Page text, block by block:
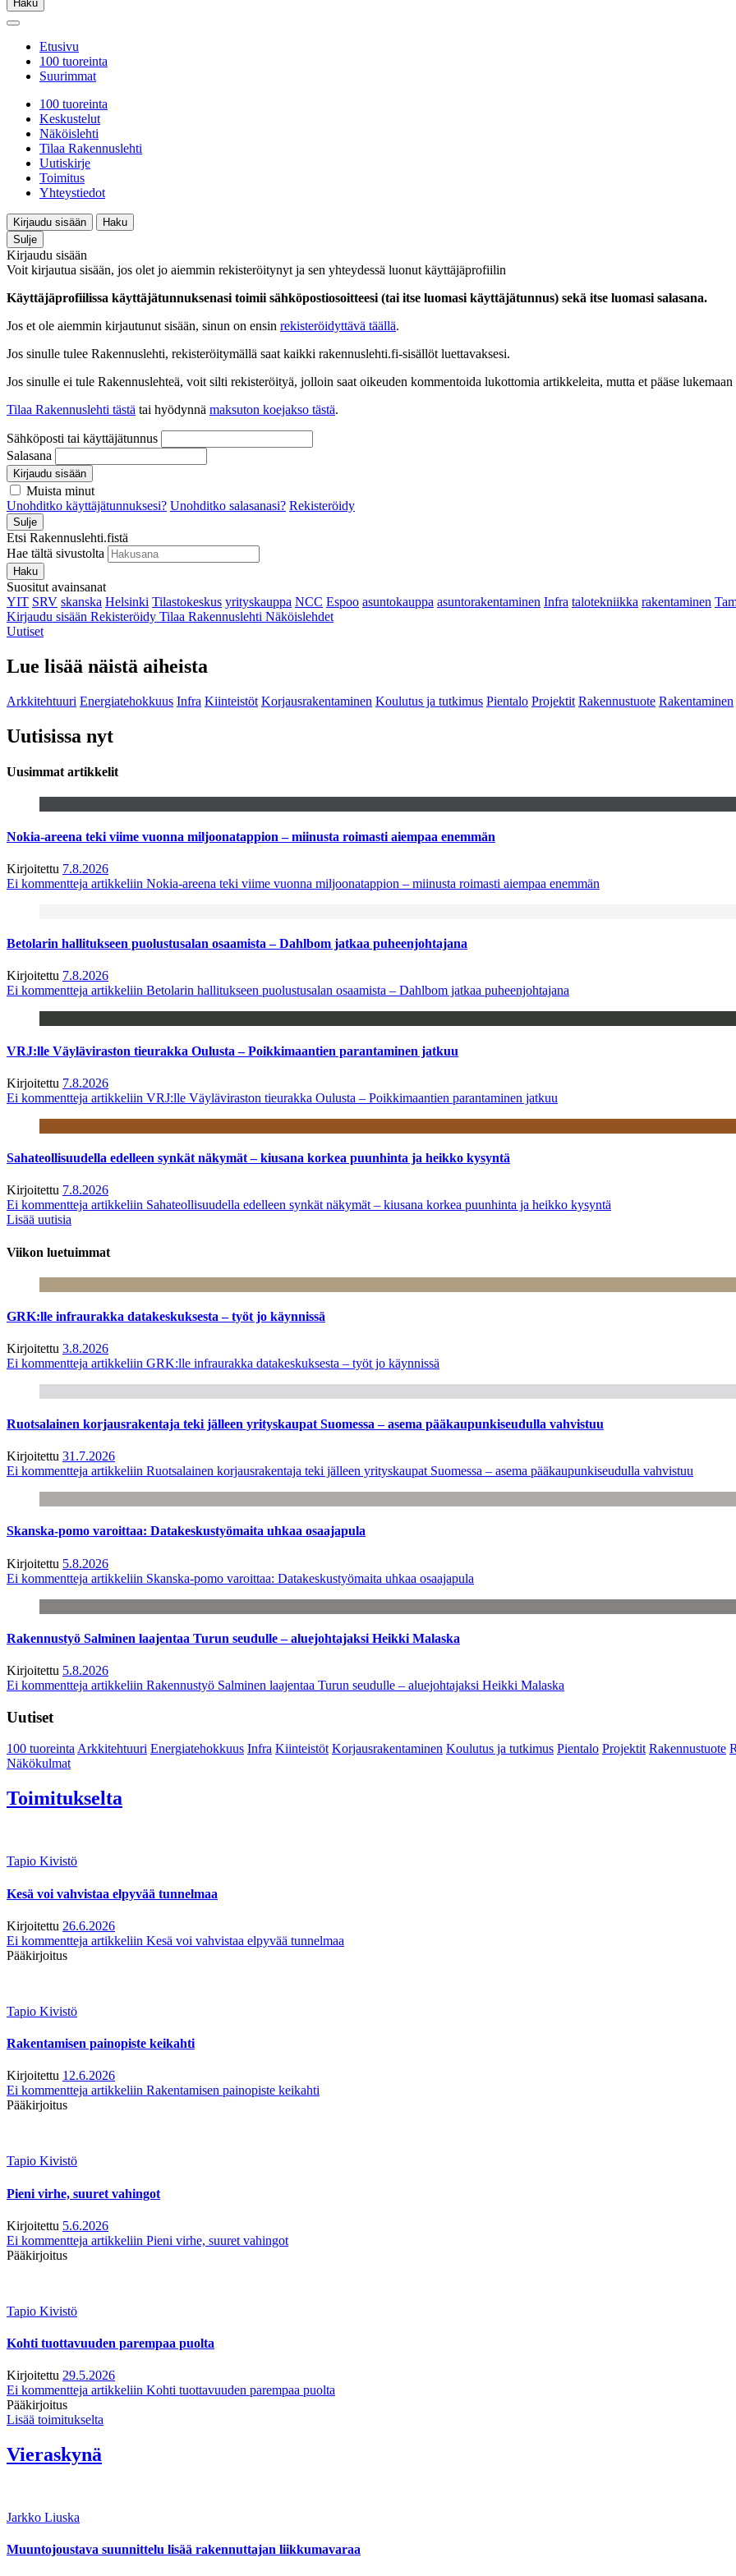
Haku
Etusivu
100 tuoreinta
Suurimmat
100 tuoreinta
Keskustelut
Näköislehti
Tilaa Rakennuslehti
Uutiskirje
Toimitus
Yhteystiedot
Kirjaudu sisään
Haku
Sulje
Kirjaudu sisään
Voit kirjautua sisään, jos olet jo aiemmin rekisteröitynyt ja sen yhteydessä luonut käyttäjäprofiilin
Käyttäjäprofiilissa käyttäjätunnuksenasi toimii sähköpostiosoitteesi (tai itse luomasi käyttäjätunnus) sekä itse luomasi salasana.
Jos et ole aiemmin kirjautunut sisään, sinun on ensin rekisteröidyttävä täällä.
Jos sinulle tulee Rakennuslehti, rekisteröitymällä saat kaikki rakennuslehti.fi-sisällöt luettavaksesi.
Jos sinulle ei tule Rakennuslehteä, voit silti rekisteröityä, jolloin saat oikeuden kommentoida lukottomia artikkeleita, mutta et pääse
Tilaa Rakennuslehti tästä tai hyödynnä maksuton koejakso tästä.
Sähköposti tai käyttäjätunnus
Salasana
Kirjaudu sisään
Muista minut
Unohditko käyttäjätunnuksesi? Unohditko salasanasi? Rekisteröidy
Sulje
Etsi Rakennuslehti.fistä
Hae tältä sivustolta
Haku
Suositut avainsanat
YIT SRV skanska Helsinki Tilastokeskus yrityskauppa NCC Espoo asuntokauppa asuntorakentaminen Infra talotekniikka rakentaminen
Kirjaudu sisään Rekisteröidy Tilaa Rakennuslehti Näköislehdet
Uutiset
Lue lisää näistä aiheista
Arkkitehtuuri Energiatehokkuus Infra Kiinteistöt Korjausrakentaminen Koulutus ja tutkimus Pientalo Projektit Rakennustuote Rakentaminen
Uutisissa nyt
Uusimmat artikkelit
Nokia-areena teki viime vuonna miljoonatappion – miinusta roimasti aiempaa enemmän
Kirjoitettu 7.8.2026
Ei kommentteja artikkeliin Nokia-areena teki viime vuonna miljoonatappion – miinusta roimasti aiempaa enemmän
Betolarin hallitukseen puolustusalan osaamista – Dahlbom jatkaa puheenjohtajana
Kirjoitettu 7.8.2026
Ei kommentteja artikkeliin Betolarin hallitukseen puolustusalan osaamista – Dahlbom jatkaa puheenjohtajana
VRJ:lle Väyläviraston tieurakka Oulusta – Poikkimaantien parantaminen jatkuu
Kirjoitettu 7.8.2026
Ei kommentteja artikkeliin VRJ:lle Väyläviraston tieurakka Oulusta – Poikkimaantien parantaminen jatkuu
Sahateollisuudella edelleen synkät näkymät – kiusana korkea puunhinta ja heikko kysyntä
Kirjoitettu 7.8.2026
Ei kommentteja artikkeliin Sahateollisuudella edelleen synkät näkymät – kiusana korkea puunhinta ja heikko kysyntä
Lisää uutisia
Viikon luetuimmat
GRK:lle infraurakka datakeskuksesta – työt jo käynnissä
Kirjoitettu 3.8.2026
Ei kommentteja artikkeliin GRK:lle infraurakka datakeskuksesta – työt jo käynnissä
Ruotsalainen korjausrakentaja teki jälleen yrityskaupat Suomessa – asema pääkaupunkiseudulla vahvistuu
Kirjoitettu 31.7.2026
Ei kommentteja artikkeliin Ruotsalainen korjausrakentaja teki jälleen yrityskaupat Suomessa – asema pääkaupunkiseudulla vahvistuu
Skanska-pomo varoittaa: Datakeskustyömaita uhkaa osaajapula
Kirjoitettu 5.8.2026
Ei kommentteja artikkeliin Skanska-pomo varoittaa: Datakeskustyömaita uhkaa osaajapula
Rakennustyö Salminen laajentaa Turun seudulle – aluejohtajaksi Heikki Malaska
Kirjoitettu 5.8.2026
Ei kommentteja artikkeliin Rakennustyö Salminen laajentaa Turun seudulle – aluejohtajaksi Heikki Malaska
Uutiset
100 tuoreintaArkkitehtuuri Energiatehokkuus Infra Kiinteistöt Korjausrakentaminen Koulutus ja tutkimus Pientalo Projektit Rakennustuote
Näkökulmat
Toimitukselta
Tapio Kivistö
Kesä voi vahvistaa elpyvää tunnelmaa
Kirjoitettu 26.6.2026
Ei kommentteja artikkeliin Kesä voi vahvistaa elpyvää tunnelmaa
Pääkirjoitus
Tapio Kivistö
Rakentamisen painopiste keikahti
Kirjoitettu 12.6.2026
Ei kommentteja artikkeliin Rakentamisen painopiste keikahti
Pääkirjoitus
Tapio Kivistö
Pieni virhe, suuret vahingot
Kirjoitettu 5.6.2026
Ei kommentteja artikkeliin Pieni virhe, suuret vahingot
Pääkirjoitus
Tapio Kivistö
Kohti tuottavuuden parempaa puolta
Kirjoitettu 29.5.2026
Ei kommentteja artikkeliin Kohti tuottavuuden parempaa puolta
Pääkirjoitus
Lisää toimitukselta
Vieraskynä
Jarkko Liuska
Muuntojoustava suunnittelu lisää rakennuttajan liikkumavaraa